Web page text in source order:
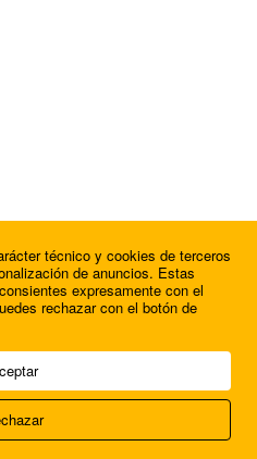
en FutbolBalear?
IP, SL.
técnico y cookies de terceros
de anuncios. Estas
expresamente con el
rechazar con el botón de